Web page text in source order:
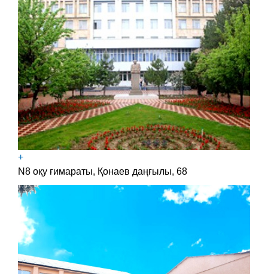
+
N8 оқу ғимараты, Қонаев даңғылы, 68